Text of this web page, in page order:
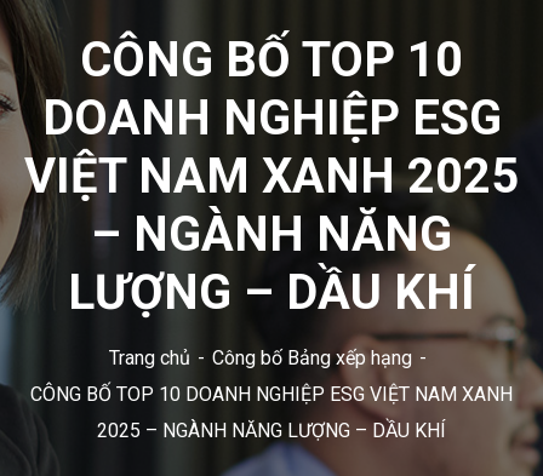
CÔNG BỐ TOP 10
DOANH NGHIỆP ESG
VIỆT NAM XANH 2025
– NGÀNH NĂNG
LƯỢNG – DẦU KHÍ
Trang chủ
Công bố Bảng xếp hạng
CÔNG BỐ TOP 10 DOANH NGHIỆP ESG VIỆT NAM XANH
2025 – NGÀNH NĂNG LƯỢNG – DẦU KHÍ